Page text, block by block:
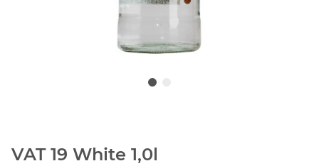
VAT 19 White 1,0l